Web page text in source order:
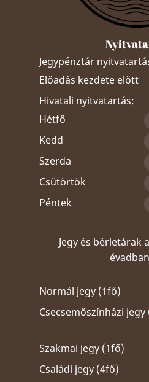
Jegypénztár
Előadás kezdete előtt
Hivatali nyitvatartás:
Hétfő
Kedd
Szerda
Csütörtök
Péntek
Jegy és bérletárak
Normál jegy (1fő)
Csecsemőszínházi jegy
Szakmai jegy (1fő)
Családi jegy (4fő)